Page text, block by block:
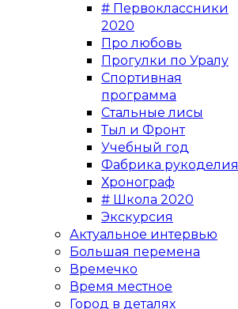
# Первоклассники
2020
Про любовь
Прогулки по Уралу
Спортивная
программа
Стальные лисы
Тыл и Фронт
Учебный год
Фабрика рукоделия
Хронограф
# Школа 2020
Экскурсия
Актуальное интервью
Большая перемена
Времечко
Время местное
Город в деталях